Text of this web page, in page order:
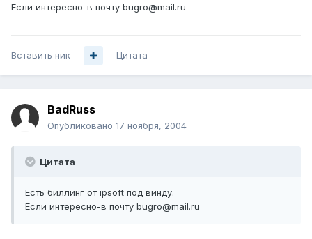
Если интересно-в почту bugro@mail.ru
Вставить ник Цитата
BadRuss
Опубликовано 17 ноября, 2004
Цитата
Есть биллинг от ipsoft под винду.
Если интересно-в почту bugro@mail.ru